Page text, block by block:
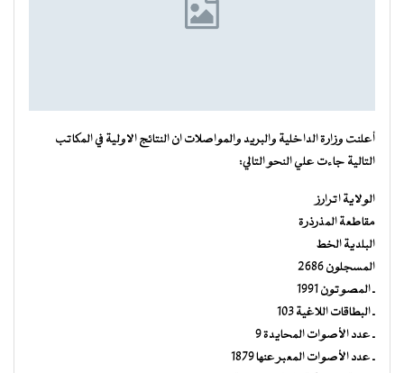
أعلنت وزارة الداخلية والبريد والمواصلات ان النتائج الاولية في المكاتب
التالية جاءت علي النحو التالي:
الولاية اترارز
مقاطعة المذرذرة
البلدية الخط
المسجلون 2686
ـ المصوتون 1991
ـ البطاقات اللاغية 103
ـ عدد الأصوات المحايدة 9
ـ عدد الأصوات المعبر عنها 1879